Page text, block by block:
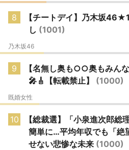
8
【チートデイ】乃木坂
し (1001)
乃木坂46
9
【名無し奥も○○奥もみん
🎤🎸【転載禁止】 (1000)
既婚女性
10
【総裁選】「小泉進次郎総
簡単に…平均年収でも「絶
せない悲惨な未来 (1000)